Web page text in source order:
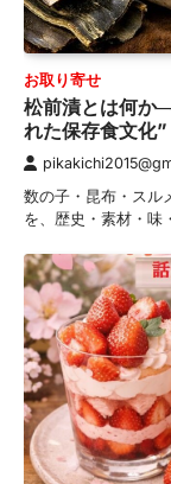
お取り寄せ
松前漬とは何か
れた保存食文化”
数の子・昆布・スル
を、歴史・素材・味